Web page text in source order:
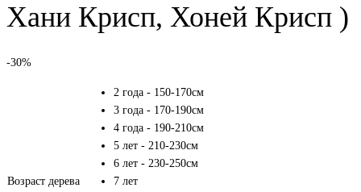
Хани Крисп, Хоней Крисп )
-30%
Возраст дерева
2 года - 150-170см
3 года - 170-190см
4 года - 190-210см
5 лет - 210-230см
6 лет - 230-250см
7 лет